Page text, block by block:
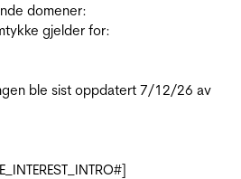
domener:
gjelder for:
ble sist oppdatert 7/12/26 av